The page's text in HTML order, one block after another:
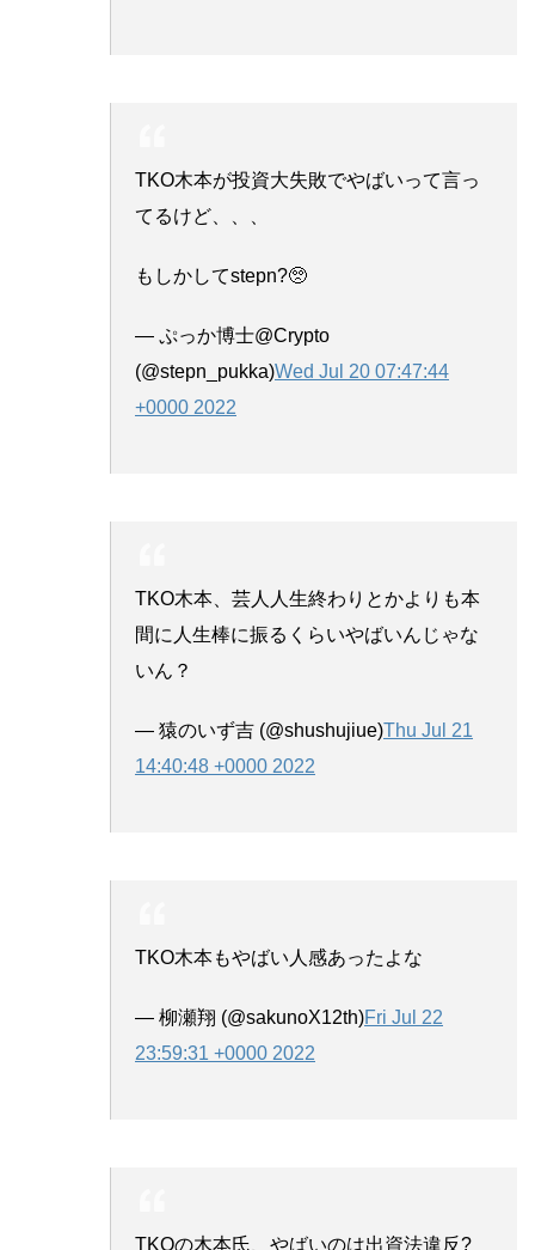
TKO木本が投資大失敗でやばいって言っ
てるけど、、、
もしかしてstepn?🥺
— ぷっか博士@Crypto
(@stepn_pukka)Wed Jul 20 07:47:44
+0000 2022
TKO木本、芸人人生終わりとかよりも本
間に人生棒に振るくらいやばいんじゃな
いん？
— 猿のいず吉 (@shushujiue)Thu Jul 21
14:40:48 +0000 2022
TKO木本もやばい人感あったよな
— 柳瀬翔 (@sakunoX12th)Fri Jul 22
23:59:31 +0000 2022
TKOの木本氏、やばいのは出資法違反?